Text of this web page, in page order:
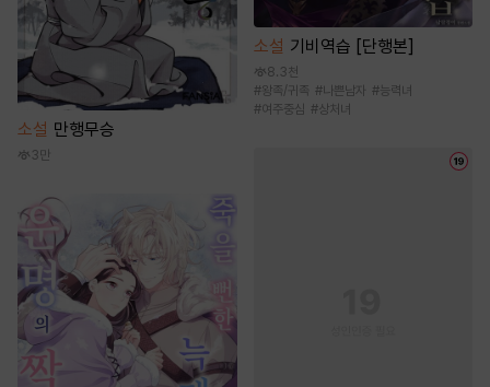
소설 만행무승
3만
소설 기비역습 [단행본]
8.3천
#왕족/귀족 #나쁜남자 #능력녀
#여주중심 #상처녀